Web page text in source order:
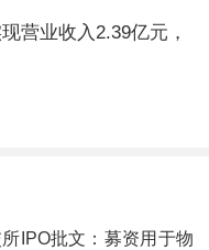
营业收入2.39亿元，
IPO批文：募资用于物